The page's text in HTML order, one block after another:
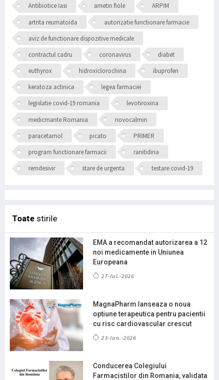
Antibiotice Iasi
arnetin fiole
ARPIM
artrita reumatoida
autorizatie functionare farmacie
aviz de functionare dispozitive medicale
contractul cadru
coronavirus
diabet
euthyrox
hidroxiclorochina
ibuprofen
keratoza actinica
legea farmaciei
legislatie covid-19 romania
levotiroxina
medicmante Romania
novocalmin
paracetamol
picato
PRIMER
program functionare farmacii
ranitidina
remdesivir
stare de urgenta testare covid-19
Toate stirile
EMA a recomandat autorizarea a 12
noi medicamente in Uniunea
Europeana
27-Iul.-2026
MagnaPharm lanseaza o noua
optiune terapeutica pentru pacientii
cu risc cardiovascular crescut
23-Iun.-2026
Conducerea Colegiului
Farmacistilor din Romania, validata